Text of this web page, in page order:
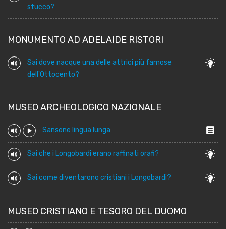
stucco?
MONUMENTO AD ADELAIDE RISTORI
Sai dove nacque una delle attrici più famose
dell'Ottocento?
MUSEO ARCHEOLOGICO NAZIONALE
Sansone lingua lunga
Sai che i Longobardi erano raffinati orafi?
Sai come diventarono cristiani i Longobardi?
MUSEO CRISTIANO E TESORO DEL DUOMO